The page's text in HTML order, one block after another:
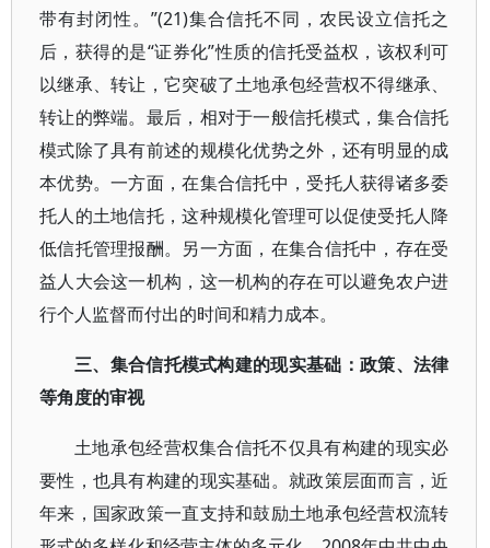
带有封闭性。”(21)集合信托不同，农民设立信托之
后，获得的是“证券化”性质的信托受益权，该权利可
以继承、转让，它突破了土地承包经营权不得继承、
转让的弊端。最后，相对于一般信托模式，集合信托
模式除了具有前述的规模化优势之外，还有明显的成
本优势。一方面，在集合信托中，受托人获得诸多委
托人的土地信托，这种规模化管理可以促使受托人降
低信托管理报酬。另一方面，在集合信托中，存在受
益人大会这一机构，这一机构的存在可以避免农户进
行个人监督而付出的时间和精力成本。
三、集合信托模式构建的现实基础：政策、法律
等角度的审视
土地承包经营权集合信托不仅具有构建的现实必
要性，也具有构建的现实基础。就政策层面而言，近
年来，国家政策一直支持和鼓励土地承包经营权流转